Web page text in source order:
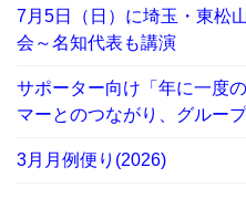
7月5日（日）に埼玉・東松
会～名知代表も講演
サポーター向け「年に一度
マーとのつながり、グルー
3月月例便り(2026)